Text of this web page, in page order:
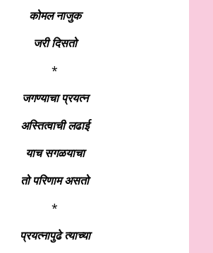
कोमल नाजुक
जरी दिसतो
*
जगण्याचा प्रयत्न
अस्तित्वाची लढाई
याच सगळयाचा
तो परिणाम असतो
*
प्रयत्नापुढे त्याच्या